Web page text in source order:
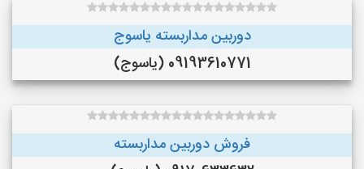
دوربین مداربسته یاسوج
09193610771 (یاسوج)
فروش دوربین مداربسته